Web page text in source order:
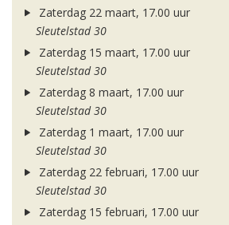
Zaterdag 22 maart, 17.00 uur
Sleutelstad 30
Zaterdag 15 maart, 17.00 uur
Sleutelstad 30
Zaterdag 8 maart, 17.00 uur
Sleutelstad 30
Zaterdag 1 maart, 17.00 uur
Sleutelstad 30
Zaterdag 22 februari, 17.00 uur
Sleutelstad 30
Zaterdag 15 februari, 17.00 uur